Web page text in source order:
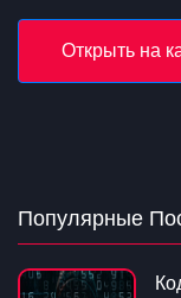
Открыть на
Популярные